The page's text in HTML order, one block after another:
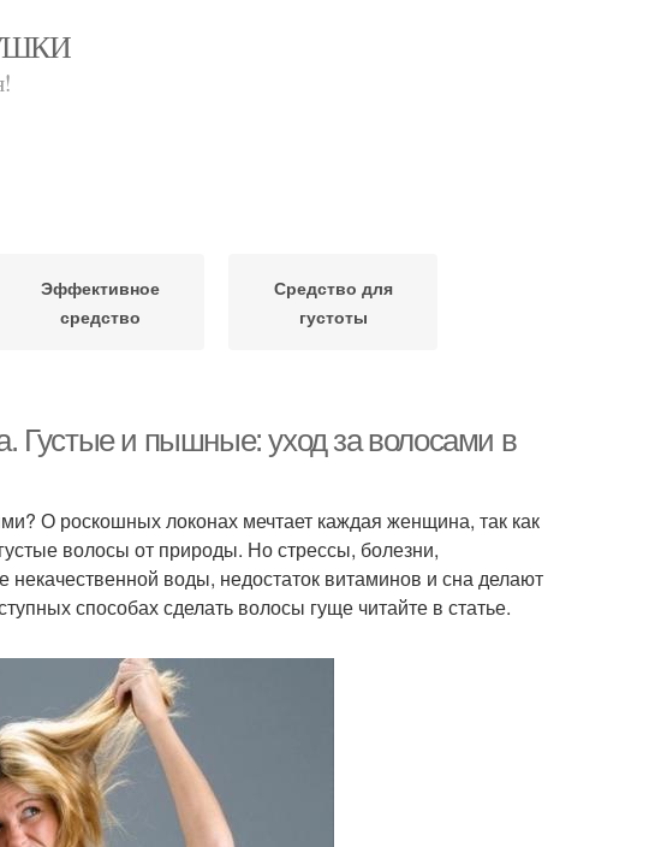
Эффективное
средство
Средство для
густоты
Густые и пышные: уход за волосами в
О роскошных локонах мечтает каждая женщина, так как
волосы от природы. Но стрессы, болезни,
воды, недостаток витаминов и сна делают
способах сделать волосы гуще читайте в статье.